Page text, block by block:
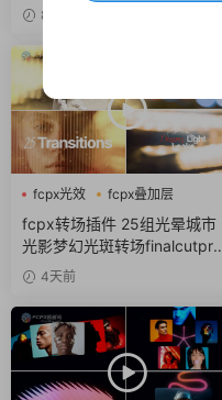
8小时前
fcpx光效
fcpx叠加层
fcpx图形动画
fcpx转场插件 25组光晕城市
光影梦幻光斑转场finalcutpro
插件4天前